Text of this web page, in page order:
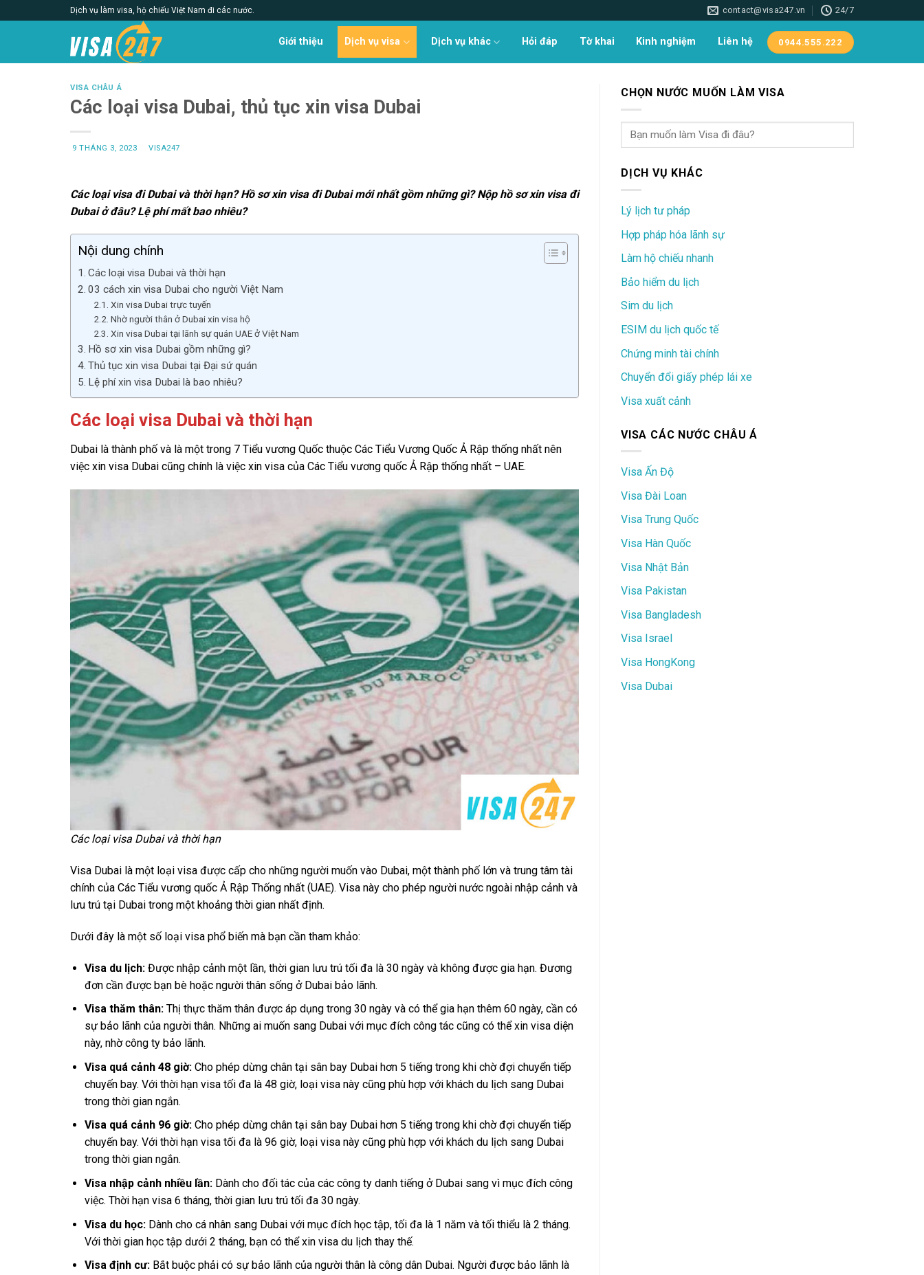
to
Dịch vụ làm visa, hộ chiếu Việt Nam đi các nước. contact@visa247.vn 24/7
Giới thiệu Dịch vụ visa Dịch vụ khác Hỏi đáp Tờ khai Kinh nghiệm Liên hệ 0944.555.222
VISA CHÂU Á
Các loại visa Dubai, thủ tục xin visa Dubai
9 THÁNG 3, 2023 VISA247
Các loại visa đi Dubai và thời hạn? Hồ sơ xin visa đi Dubai mới nhất gồm những gì? Nộp hồ sơ xin visa đi
Dubai ở đâu? Lệ phí mất bao nhiêu?
Nội dung chính
Các loại visa Dubai và thời hạn
03 cách xin visa Dubai cho người Việt Nam
Xin visa Dubai trực tuyến
Nhờ người thân ở Dubai xin visa hộ
Xin visa Dubai tại lãnh sự quán UAE ở Việt Nam
Hồ sơ xin visa Dubai gồm những gì?
Thủ tục xin visa Dubai tại Đại sứ quán
Lệ phí xin visa Dubai là bao nhiêu?
Các loại visa Dubai và thời hạn
Dubai là thành phố và là một trong 7 Tiểu vương Quốc thuộc Các Tiểu Vương Quốc Ả Rập thống nhất nên
việc xin visa Dubai cũng chính là việc xin visa của Các Tiểu vương quốc Ả Rập thống nhất – UAE.
Các loại visa Dubai và thời hạn
Visa Dubai là một loại visa được cấp cho những người muốn vào Dubai, một thành phố lớn và trung tâm tài
chính của Các Tiểu vương quốc Ả Rập Thống nhất (UAE). Visa này cho phép người nước ngoài nhập cảnh và
lưu trú tại Dubai trong một khoảng thời gian nhất định.
Dưới đây là một số loại visa phổ biến mà bạn cần tham khảo:
Visa du lịch: Được nhập cảnh một lần, thời gian lưu trú tối đa là 30 ngày và không được gia hạn. Đương
đơn cần được bạn bè hoặc người thân sống ở Dubai bảo lãnh.
Visa thăm thân: Thị thực thăm thân được áp dụng trong 30 ngày và có thể gia hạn thêm 60 ngày, cần có
sự bảo lãnh của người thân. Những ai muốn sang Dubai với mục đích công tác cũng có thể xin visa diện
này, nhờ công ty bảo lãnh.
Visa quá cảnh 48 giờ: Cho phép dừng chân tại sân bay Dubai hơn 5 tiếng trong khi chờ đợi chuyển tiếp
chuyến bay. Với thời hạn visa tối đa là 48 giờ, loại visa này cũng phù hợp với khách du lịch sang Dubai
trong thời gian ngắn.
Visa quá cảnh 96 giờ: Cho phép dừng chân tại sân bay Dubai hơn 5 tiếng trong khi chờ đợi chuyển tiếp
chuyến bay. Với thời hạn visa tối đa là 96 giờ, loại visa này cũng phù hợp với khách du lịch sang Dubai
trong thời gian ngắn.
Visa nhập cảnh nhiều lần:Dành cho đối tác của các công ty danh tiếng ở Dubai sang vì mục đích công
việc. Thời hạn visa 6 tháng, thời gian lưu trú tối đa 30 ngày.
Visa du học: Dành cho cá nhân sang Dubai với mục đích học tập, tối đa là 1 năm và tối thiểu là 2 tháng.
Với thời gian học tập dưới 2 tháng, bạn có thể xin visa du lịch thay thế.
Visa định cư:Bắt buộc phải có sự bảo lãnh của người thân là công dân Dubai. Người được bảo lãnh là
CHỌN NƯỚC MUỐN LÀM VISA
DỊCH VỤ KHÁC
Lý lịch tư pháp
Hợp pháp hóa lãnh sự
Làm hộ chiếu nhanh
Bảo hiểm du lịch
Sim du lịch
ESIM du lịch quốc tế
Chứng minh tài chính
Chuyển đổi giấy phép lái xe
Visa xuất cảnh
VISA CÁC NƯỚC CHÂU Á
Visa Ấn Độ
Visa Đài Loan
Visa Trung Quốc
Visa Hàn Quốc
Visa Nhật Bản
Visa Pakistan
Visa Bangladesh
Visa Israel
Visa HongKong
Visa Dubai